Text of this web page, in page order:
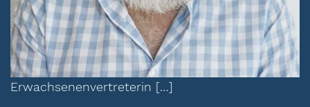
Erwachsenenvertreterin […]